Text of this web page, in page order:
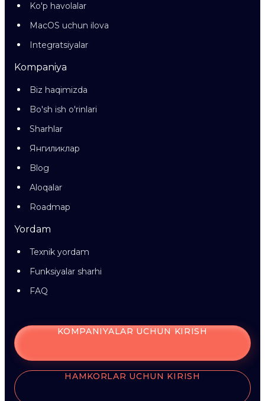
Ko'p havolalar
MacOS uchun ilova
Integratsiyalar
Kompaniya
Biz haqimizda
Bo'sh ish o'rinlari
Sharhlar
Янгиликлар
Blog
Aloqalar
Roadmap
Yordam
Texnik yordam
Funksiyalar sharhi
FAQ
KOMPANIYALAR UCHUN KIRISH
HAMKORLAR UCHUN KIRISH